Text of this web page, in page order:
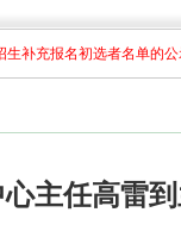
补充报名初选者名单的公示
主任高雷